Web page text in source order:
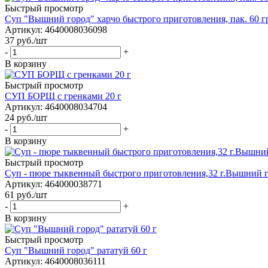
Быстрый просмотр
Cуп "Вышний город" харчо быстрого приготовления, пак. 60
Артикул: 4640008036098
37 руб./шт
-
+
В корзину
Быстрый просмотр
СУП БОРЩ с гренками 20 г
Артикул: 4640008034704
24 руб./шт
-
+
В корзину
Быстрый просмотр
Суп - пюре тыквенный быстрого приготовления,32 г.Вышний
Артикул: 464000038771
61 руб./шт
-
+
В корзину
Быстрый просмотр
Cуп "Вышний город" рататуй 60 г
Артикул: 4640008036111